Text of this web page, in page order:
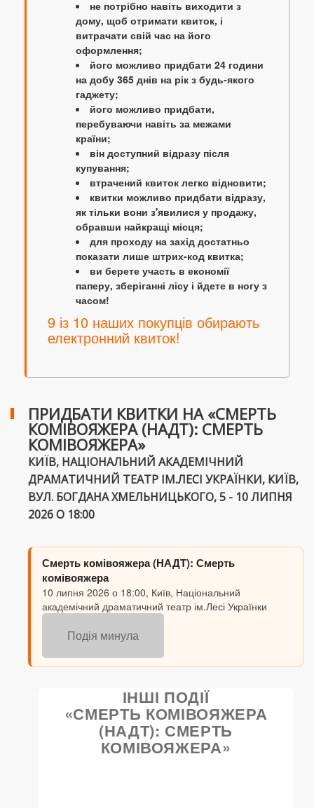
не потрібно навіть виходити з
дому, щоб отримати квиток, і
витрачати свій час на його
оформлення;
його можливо придбати 24 години
на добу 365 днів на рік з будь-якого
гаджету;
його можливо придбати,
перебуваючи навіть за межами
країни;
він доступний відразу після
купування;
втрачений квиток легко відновити;
квитки можливо придбати відразу,
як тільки вони з'явилися у продажу,
обравши найкращі місця;
для проходу на захід достатньо
показати лише штрих-код квитка;
ви берете участь в економії
паперу, зберіганні лісу і йдете в ногу з
часом!
9 із 10 наших покупців обирають
електронний квиток!
ПРИДБАТИ КВИТКИ НА «СМЕРТЬ
КОМІВОЯЖЕРА (НАДТ): СМЕРТЬ
КОМІВОЯЖЕРА»
КИЇВ, НАЦІОНАЛЬНИЙ АКАДЕМІЧНИЙ
ДРАМАТИЧНИЙ ТЕАТР ІМ.ЛЕСІ УКРАЇНКИ, КИЇВ,
ВУЛ. БОГДАНА ХМЕЛЬНИЦЬКОГО, 5 - 10 ЛИПНЯ
2026 О 18:00
Смерть комівояжера (НАДТ): Смерть
комівояжера
10 липня 2026 о 18:00, Київ, Національний
академічний драматичний театр ім.Лесі Українки
Подія минула
ІНШІ ПОДІЇ
«СМЕРТЬ КОМІВОЯЖЕРА
(НАДТ): СМЕРТЬ
КОМІВОЯЖЕРА»